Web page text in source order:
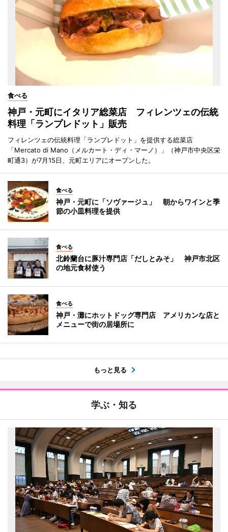
食べる
神戸・元町にイタリア総菜店 フィレンツェの伝統
料理「ランプレドット」販売
フィレンツェの伝統料理「ランプレドット」を提供する総菜店
「Mercato di Mano（メルカート・ディ・マーノ）」（神戸市中央区栄
町通3）が7月15日、元町エリアにオープンした。
食べる
神戸・元町に「ソヴァージュ」 朝からワインと季
節の小皿料理を提供
食べる
北鈴蘭台に豚汁専門店「だしとみそ」 神戸市北区
の地元食材使う
食べる
神戸・灘にホットドッグ専門店 アメリカンな店と
メニューで街の居場所に
もっと見る
学ぶ・知る